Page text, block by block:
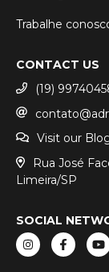
Trabalhe
CONTACT US
(19)
Visit our
Rua José
Limeira/SP
SOCIAL